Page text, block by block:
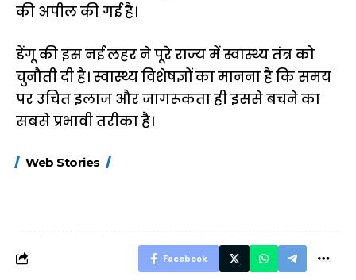
की अपील की गई है।
डेंगू की इस नई लहर ने पूरे राज्य में स्वास्थ्य तंत्र को
चुनौती दी है। स्वास्थ्य विशेषज्ञों का मानना है कि समय
पर उचित इलाज और जागरूकता ही इससे बचने का
सबसे प्रभावी तरीका है।
Web Stories
FASTag के ये नए
Facebook